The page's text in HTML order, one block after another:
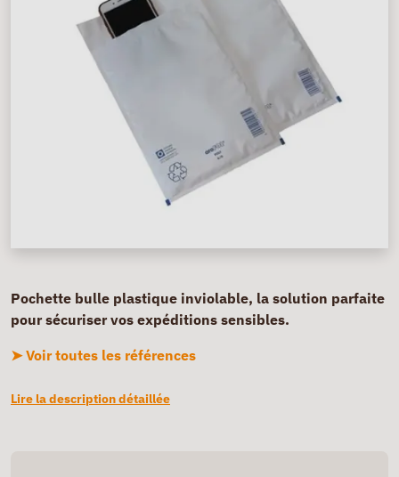
Pochette bulle plastique inviolable, la solution parfaite
pour sécuriser vos expéditions sensibles.
➤ Voir toutes les références
Lire la description détaillée